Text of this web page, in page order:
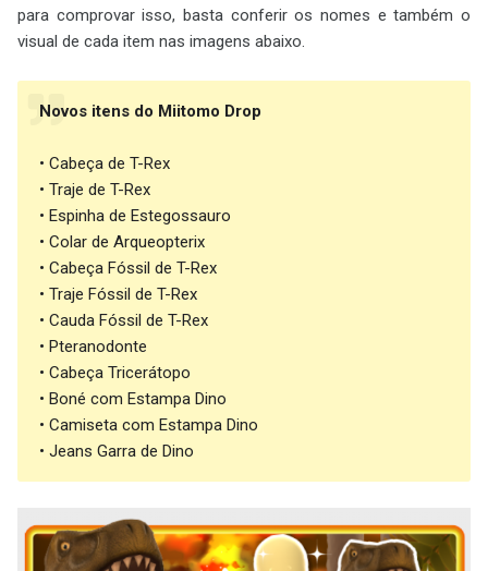
para comprovar isso, basta conferir os nomes e também o
visual de cada item nas imagens abaixo.
Novos itens do Miitomo Drop
• Cabeça de T-Rex
• Traje de T-Rex
• Espinha de Estegossauro
• Colar de Arqueopterix
• Cabeça Fóssil de T-Rex
• Traje Fóssil de T-Rex
• Cauda Fóssil de T-Rex
• Pteranodonte
• Cabeça Tricerátopo
• Boné com Estampa Dino
• Camiseta com Estampa Dino
• Jeans Garra de Dino